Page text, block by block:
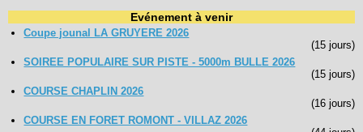
Evénement à venir
Coupe jounal LA GRUYERE 2026
(15 jours)
SOIREE POPULAIRE SUR PISTE - 5000m BULLE 2026
(15 jours)
COURSE CHAPLIN 2026
(16 jours)
COURSE EN FORET ROMONT - VILLAZ 2026